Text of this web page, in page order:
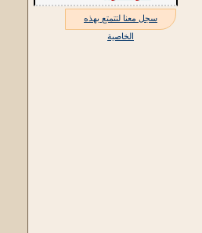
سجل معنا لتتمتع بهذه
الخاصية